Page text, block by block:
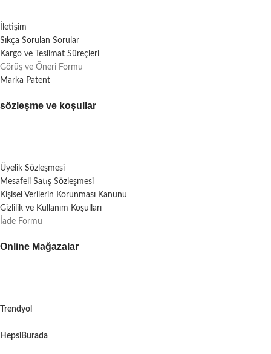
İletişim
Sıkça Sorulan Sorular
Kargo ve Teslimat Süreçleri
Görüş ve Öneri Formu
Marka Patent
sözleşme ve koşullar
Üyelik Sözleşmesi
Mesafeli Satış Sözleşmesi
Kişisel Verilerin Korunması Kanunu
Gizlilik ve Kullanım Koşulları
İade Formu
Online Mağazalar
Trendyol
HepsiBurada